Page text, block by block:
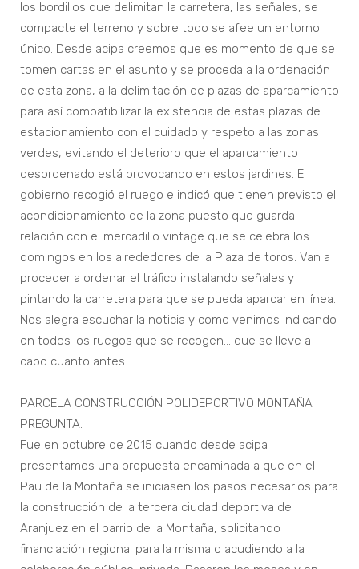
los bordillos que delimitan la carretera, las señales, se
compacte el terreno y sobre todo se afee un entorno
único. Desde acipa creemos que es momento de que se
tomen cartas en el asunto y se proceda a la ordenación
de esta zona, a la delimitación de plazas de aparcamiento
para así compatibilizar la existencia de estas plazas de
estacionamiento con el cuidado y respeto a las zonas
verdes, evitando el deterioro que el aparcamiento
desordenado está provocando en estos jardines. El
gobierno recogió el ruego e indicó que tienen previsto el
acondicionamiento de la zona puesto que guarda
relación con el mercadillo vintage que se celebra los
domingos en los alrededores de la Plaza de toros. Van a
proceder a ordenar el tráfico instalando señales y
pintando la carretera para que se pueda aparcar en línea.
Nos alegra escuchar la noticia y como venimos indicando
en todos los ruegos que se recogen… que se lleve a
cabo cuanto antes.
PARCELA CONSTRUCCIÓN POLIDEPORTIVO MONTAÑA
PREGUNTA.
Fue en octubre de 2015 cuando desde acipa
presentamos una propuesta encaminada a que en el
Pau de la Montaña se iniciasen los pasos necesarios para
la construcción de la tercera ciudad deportiva de
Aranjuez en el barrio de la Montaña, solicitando
financiación regional para la misma o acudiendo a la